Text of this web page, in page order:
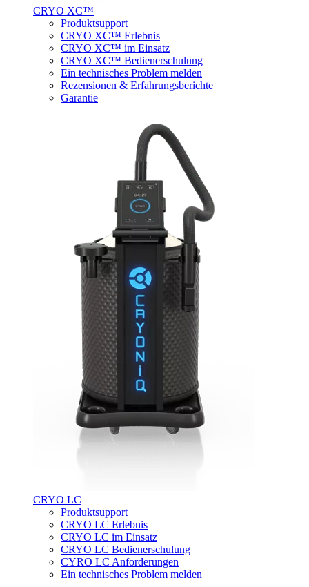
CRYO XC™
Produktsupport
CRYO XC™ Erlebnis
CRYO XC™ im Einsatz
CRYO XC™ Bedienerschulung
Ein technisches Problem melden
Rezensionen & Erfahrungsberichte
Garantie
CRYO LC
Produktsupport
CRYO LC Erlebnis
CRYO LC im Einsatz
CRYO LC Bedienerschulung
CYRO LC Anforderungen
Ein technisches Problem melden